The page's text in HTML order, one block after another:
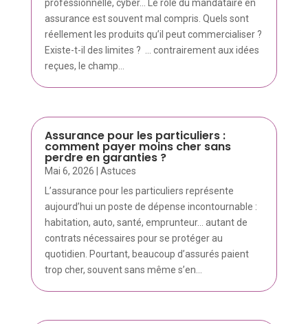
professionnelle, cyber… Le rôle du mandataire en
assurance est souvent mal compris. Quels sont
réellement les produits qu’il peut commercialiser ?
Existe-t-il des limites ? ... contrairement aux idées
reçues, le champ...
Assurance pour les particuliers :
comment payer moins cher sans
perdre en garanties ?
Mai 6, 2026
Astuces
L’assurance pour les particuliers représente
aujourd’hui un poste de dépense incontournable :
habitation, auto, santé, emprunteur… autant de
contrats nécessaires pour se protéger au
quotidien. Pourtant, beaucoup d’assurés paient
trop cher, souvent sans même s’en...